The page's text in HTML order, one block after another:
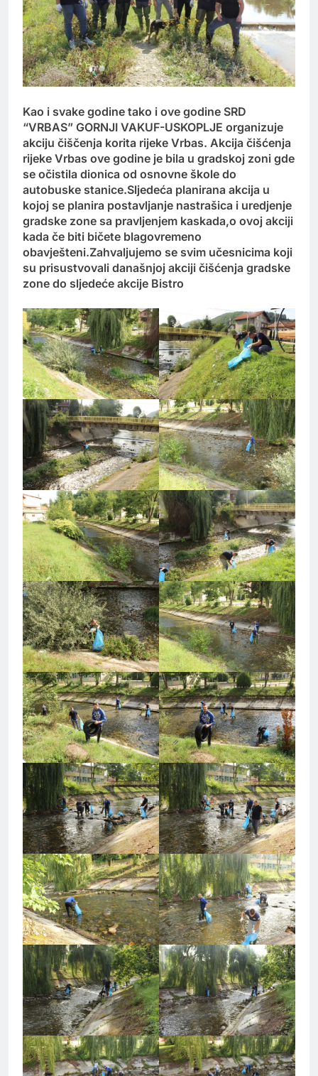
Kao i svake godine tako i ove godine SRD
“VRBAS” GORNJI VAKUF-USKOPLJE organizuje
akciju čiščenja korita rijeke Vrbas. Akcija čišćenja
rijeke Vrbas ove godine je bila u gradskoj zoni gde
se očistila dionica od osnovne škole do
autobuske stanice.Sljedeća planirana akcija u
kojoj se planira postavljanje nastrašica i uredjenje
gradske zone sa pravljenjem kaskada,o ovoj akciji
kada če biti bičete blagovremeno
obavješteni.Zahvaljujemo se svim učesnicima koji
su prisustvovali današnjoj akciji čišćenja gradske
zone do sljedeće akcije Bistro